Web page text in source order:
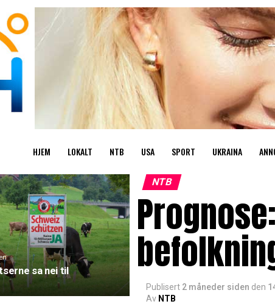
HJEM LOKALT NTB USA SPORT UKRAINA
sa nei til
NTB
Publisert 2 måneder siden den
Av NTB